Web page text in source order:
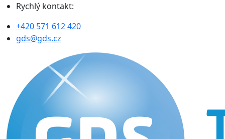
Rychlý kontakt:
+420 571 612 420
gds@gds.cz